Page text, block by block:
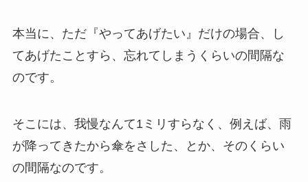
本当に、ただ『やってあげたい』だけの場合、し
てあげたことすら、忘れてしまうくらいの間隔な
のです。
そこには、我慢なんて1ミリすらなく、例えば、雨
が降ってきたから傘をさした、とか、そのくらい
の間隔なのです。